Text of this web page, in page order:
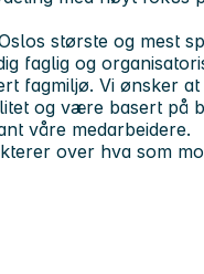
største og mest
faglig og
fagmiljø. Vi ønsker
og være basert på
våre medarbeidere.
over hva som